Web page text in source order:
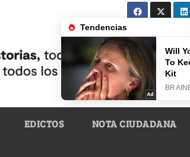
EDICTOS NOTA CIUDADANA